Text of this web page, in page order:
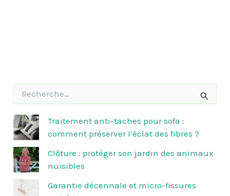
h
e
r
c
h
e
Traitement anti-taches pour sofa :
comment préserver l’éclat des fibres ?
Clôture : protéger son jardin des animaux
nuisibles
Garantie décennale et micro-fissures